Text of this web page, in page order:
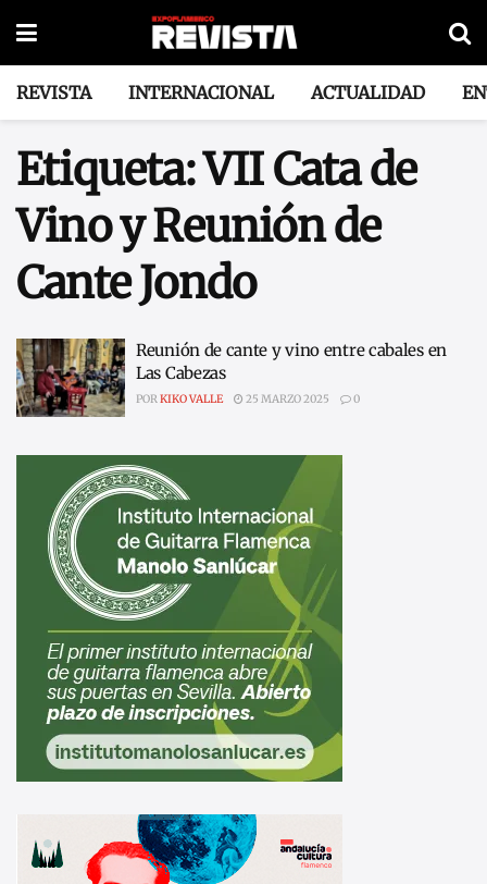
REVISTA INTERNACIONAL ACTUALIDAD
Etiqueta:VII Cata de
Vino y Reunión de
Cante Jondo
Reunión de cante y vino entre cabales en
Las Cabezas
PORKIKO VALLE 25 MARZO 2025 0